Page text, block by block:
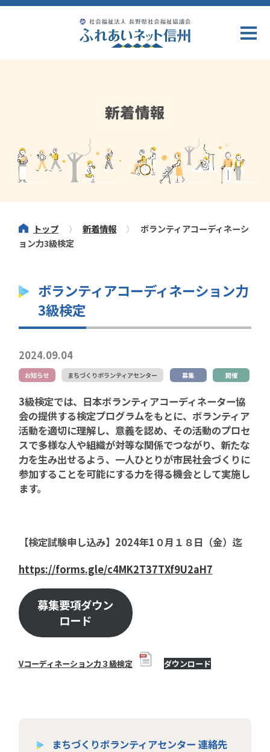
新着情報
トップ 新着情報
ボランティアコーディネーシ
ョン力3級検定
ボランティアコーディネーション力
3級検定
2024.09.04
お知らせ まちづくりボランティアセンター 募集 開催
3級検定では、日本ボランティアコーディネーター協
会の提供する検定プログラムをもとに、ボランティア
活動を適切に理解し、意義を認め、その活動のプロセ
スで多様な人や組織が対等な関係でつながり、新たな
力を生み出せるよう、一人ひとりが市民社会づくりに
参加することを可能にする力を得る機会として実施し
ます。
【検定試験申し込み】2024年1０月１８日（金）迄
https://forms.gle/c4MK2T37TXf9U2aH7
募集要項ダウン
ロード
Vコーディネーション力３級検定 ダウンロード
まちづくりボランティアセンター 連絡先